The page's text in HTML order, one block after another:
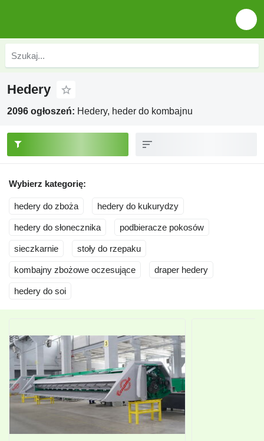
Hedery
2096 ogłoszeń: Hedery, heder do kombajnu
Wybierz kategorię:
hedery do zboża hedery do kukurydzy
hedery do słonecznika podbieracze pokosów
sieczkarnie stoły do rzepaku
kombajny zbożowe oczesujące draper hedery
hedery do soi